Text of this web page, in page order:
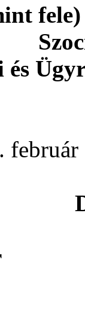
fele)
és
február